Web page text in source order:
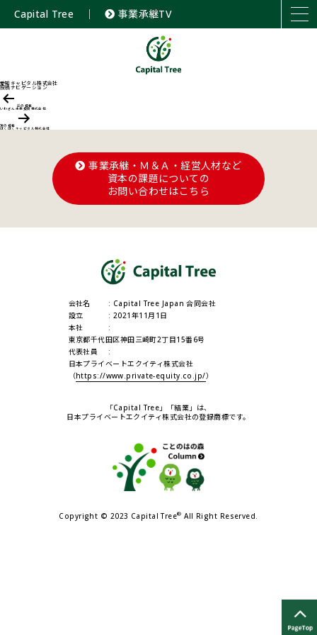
Capital Tree ｜ 事業承継TV
愛知キャピタル株式会社
投稿ナビゲーション
前の投稿
いわぎん未来投資株式会社
次の投稿
ほくほくキャピタル株式会社
事業承継・Ｍ＆Ａ・経営人材など
資本の課題についての
お問い合わせはこちら
会社名
Capital Tree Japan 合同会社
設立
2021年11月1日
本社
東京都千代田区神田三崎町2丁目15番6号
代表社員
日本プライベートエクイティ株式会社
（https://www.private-equity.co.jp/）
「Capital Tree」「結業」は、
日本プライベートエクイティ株式会社の登録商標です。
Copyright © 2023 Capital Tree® All Right Reserved.